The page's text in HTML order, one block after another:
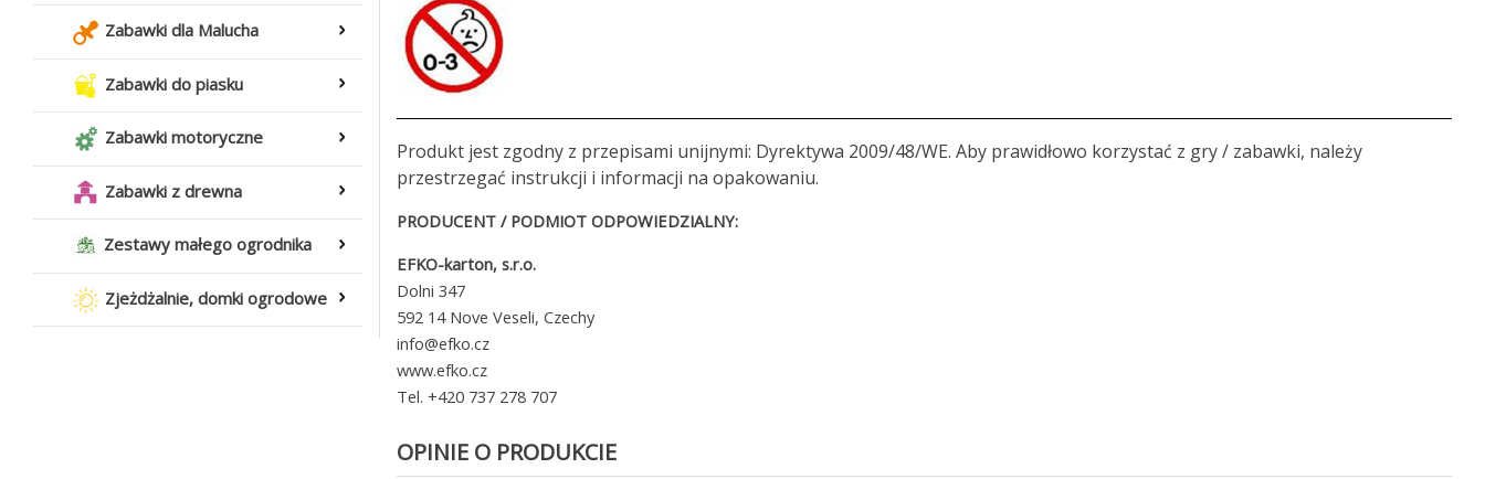
Zabawki dla Malucha
Zabawki do piasku
Zabawki motoryczne
Zabawki z drewna
Zestawy małego ogrodnika
Zjeżdżalnie, domki ogrodowe
Produkt jest zgodny z przepisami unijnymi: Dyrektywa 2009/48/WE. Aby prawidłowo korzystać z gry / zabawki, należy
przestrzegać instrukcji i informacji na opakowaniu.
PRODUCENT / PODMIOT ODPOWIEDZIALNY:
EFKO-karton, s.r.o.
Dolni 347
592 14 Nove Veseli, Czechy
info@efko.cz
www.efko.cz
Tel. +420 737 278 707
OPINIE O PRODUKCIE